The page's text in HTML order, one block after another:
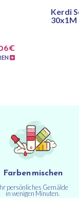
Kerdi
30x1M
Farben mischen
persönliches Gemälde
in wenigen Minuten.